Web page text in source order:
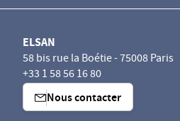
ELSAN
58 bis rue la Boétie - 75008 Paris
+33 1 58 56 16 80
Nous contacter